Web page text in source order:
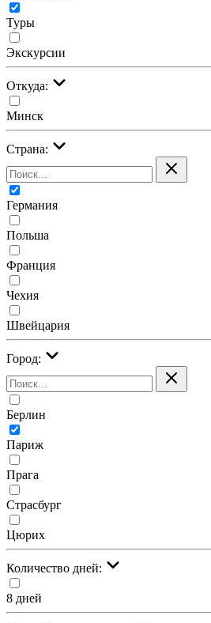
Туры
Экскурсии
Откуда:
Минск
Страна:
Германия
Польша
Франция
Чехия
Швейцария
Город:
Берлин
Париж
Прага
Страсбург
Цюрих
Количество дней:
8 дней